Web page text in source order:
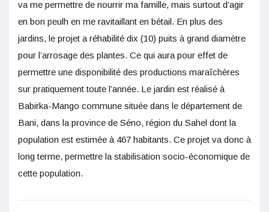
va me permettre de nourrir ma famille, mais surtout d’agir
en bon peulh en me ravitaillant en bétail. En plus des
jardins, le projet a réhabilité dix (10) puits à grand diamètre
pour l’arrosage des plantes. Ce qui aura pour effet de
permettre une disponibilité des productions maraîchères
sur pratiquement toute l’année. Le jardin est réalisé à
Babirka-Mango commune située dans le département de
Bani, dans la province de Séno, région du Sahel dont la
population est estimée à 467 habitants. Ce projet va donc à
long terme, permettre la stabilisation socio-économique de
cette population.